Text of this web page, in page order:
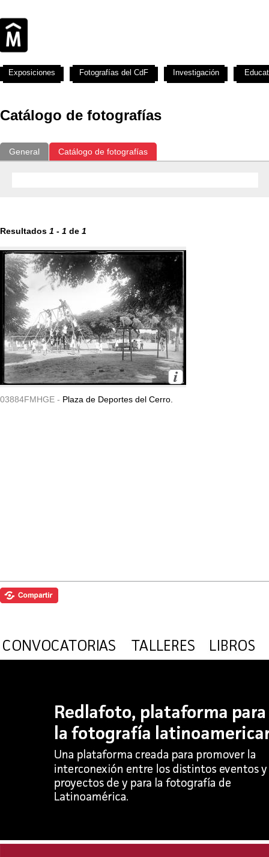
Catálogo de fotografías
General Catálogo de fotografías
Resultados 1 - 1 de 1
03884FMHGE - Plaza de Deportes del Cerro.
Exposiciones Fotografías del CdF Investigación